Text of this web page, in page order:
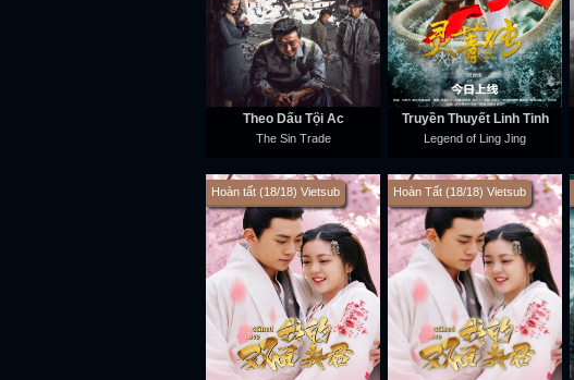
Theo Dấu Tội Ác
The Sin Trade
Truyền Thuyết Linh Tinh
Legend of Ling Jing
Hoàn tất (18/18) Vietsub Hoàn Tất (18/18) Vietsub